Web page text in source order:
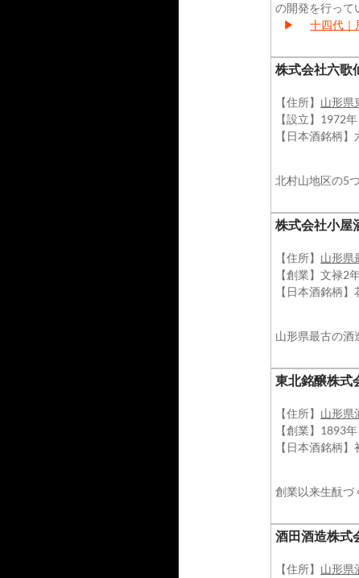
の開発を行って
▶
十四代｜
株式会社六歌
【住所】 山形県
【設立】1972
【日本酒銘柄
北村山地区の5
株式会社小屋
【住所】 山形県
【創業】文禄2
【日本酒銘柄
山形県最古の酒
東北銘醸株式
【住所】 山形県
【創業】1893
【日本酒銘柄】
創業以来生酛づ
酒田酒造株式
【住所】 山形県